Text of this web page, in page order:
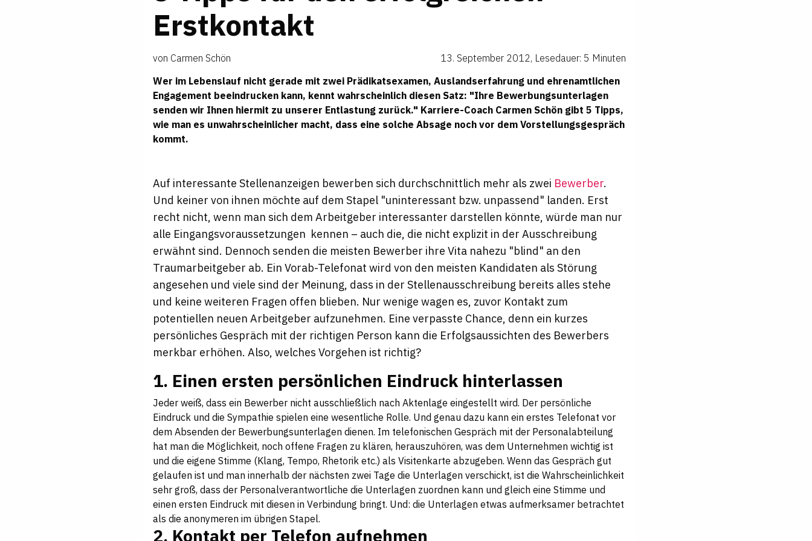
Erstkontakt
von Carmen Schön 13. September 2012, Lesedauer: 5 Minuten
Wer im Lebenslauf nicht gerade mit zwei Prädikatsexamen, Auslandserfahrung und ehrenamtlichen
Engagement beeindrucken kann, kennt wahrscheinlich diesen Satz: "Ihre Bewerbungsunterlagen
senden wir Ihnen hiermit zu unserer Entlastung zurück." Karriere-Coach Carmen Schön gibt 5 Tipps,
wie man es unwahrscheinlicher macht, dass eine solche Absage noch vor dem Vorstellungsgespräch
kommt.
Auf interessante Stellenanzeigen bewerben sich durchschnittlich mehr als zwei Bewerber.
Und keiner von ihnen möchte auf dem Stapel "uninteressant bzw. unpassend" landen. Erst
recht nicht, wenn man sich dem Arbeitgeber interessanter darstellen könnte, würde man nur
alle Eingangsvoraussetzungen kennen – auch die, die nicht explizit in der Ausschreibung
erwähnt sind. Dennoch senden die meisten Bewerber ihre Vita nahezu "blind" an den
Traumarbeitgeber ab. Ein Vorab-Telefonat wird von den meisten Kandidaten als Störung
angesehen und viele sind der Meinung, dass in der Stellenausschreibung bereits alles stehe
und keine weiteren Fragen offen blieben. Nur wenige wagen es, zuvor Kontakt zum
potentiellen neuen Arbeitgeber aufzunehmen. Eine verpasste Chance, denn ein kurzes
persönliches Gespräch mit der richtigen Person kann die Erfolgsaussichten des Bewerbers
merkbar erhöhen. Also, welches Vorgehen ist richtig?
1. Einen ersten persönlichen Eindruck hinterlassen
Jeder weiß, dass ein Bewerber nicht ausschließlich nach Aktenlage eingestellt wird. Der persönliche
Eindruck und die Sympathie spielen eine wesentliche Rolle. Und genau dazu kann ein erstes Telefonat vor
dem Absenden der Bewerbungsunterlagen dienen. Im telefonischen Gespräch mit der Personalabteilung
hat man die Möglichkeit, noch offene Fragen zu klären, herauszuhören, was dem Unternehmen wichtig ist
und die eigene Stimme (Klang, Tempo, Rhetorik etc.) als Visitenkarte abzugeben. Wenn das Gespräch gut
gelaufen ist und man innerhalb der nächsten zwei Tage die Unterlagen verschickt, ist die Wahrscheinlichkeit
sehr groß, dass der Personalverantwortliche die Unterlagen zuordnen kann und gleich eine Stimme und
einen ersten Eindruck mit diesen in Verbindung bringt. Und: die Unterlagen etwas aufmerksamer betrachtet
als die anonymeren im übrigen Stapel.
2. Kontakt per Telefon aufnehmen